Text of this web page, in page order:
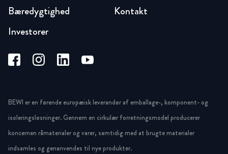
Bæredygtighed
Investorer
Kontakt
BEWI er en førende europæisk leverandør af emballage-, komponent- og
isoleringsløsninger. Gennem en cirkulær forretningsmodel producerer
koncernen råmaterialer og varer, samtidig med at brugte materialer
indsamles og genanvendes til nye produkter.